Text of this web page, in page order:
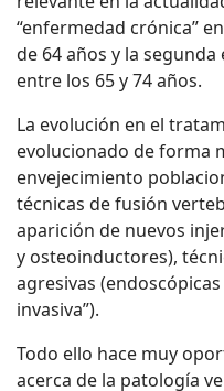
“enfermedad crónica”
de 64 años y la
entre los 65 y 74 años.
La evolución en el
evolucionado de forma
envejecimiento
técnicas de fusión
aparición de nuevos
y osteoinductores),
agresivas
invasiva”).
Todo ello hace muy
acerca de la patología